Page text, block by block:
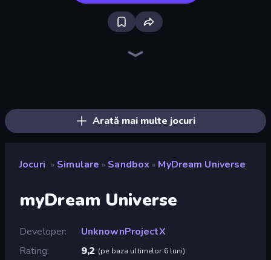
Arată mai multe jocuri
Jocuri » Simulare » Sandbox » MyDream Universe
myDream Universe
Developer
UnknownProjectX
Rating
9,2 (pe baza ultimelor 6 luni)